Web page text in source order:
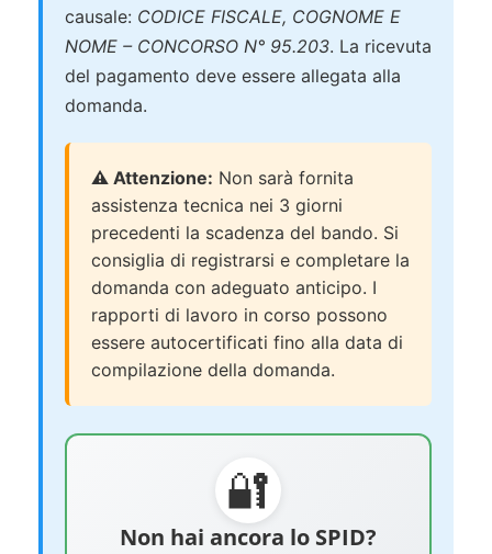
causale: CODICE FISCALE, COGNOME E
NOME – CONCORSO N° 95.203. La ricevuta
del pagamento deve essere allegata alla
domanda.
⚠️ Attenzione: Non sarà fornita
assistenza tecnica nei 3 giorni
precedenti la scadenza del bando. Si
consiglia di registrarsi e completare la
domanda con adeguato anticipo. I
rapporti di lavoro in corso possono
essere autocertificati fino alla data di
compilazione della domanda.
🔐
Non hai ancora lo SPID?